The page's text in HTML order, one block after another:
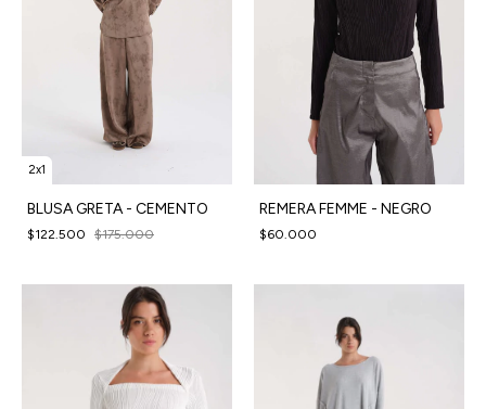
2x1
BLUSA GRETA - CEMENTO
$122.500 $175.000
REMERA FEMME - NEGRO
$60.000